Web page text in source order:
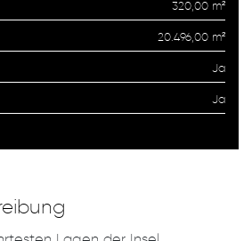
320,00 m²
20.496,00 m²
Ja
Ja